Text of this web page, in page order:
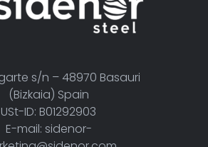
s/n – 48970 Basauri
(Bizkaia) Spain
USt-ID: B01292903
E-mail: sidenor-